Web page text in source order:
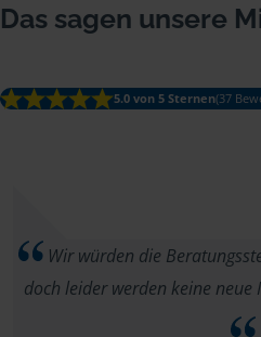
Das sagen unsere
5.0 von 5 Sternen(37
Wir würden die
doch leider werden keine